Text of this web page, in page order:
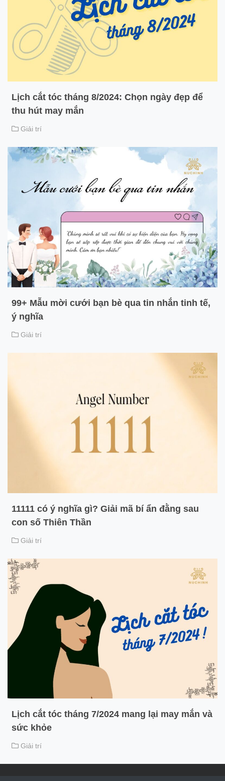
Lịch cắt tóc tháng 8/2024: Chọn ngày đẹp để
thu hút may mắn
Giải trí
99+ Mẫu mời cưới bạn bè qua tin nhắn tinh tế,
ý nghĩa
Giải trí
11111 có ý nghĩa gì? Giải mã bí ẩn đằng sau
con số Thiên Thần
Giải trí
Lịch cắt tóc tháng 7/2024 mang lại may mắn và
sức khỏe
Giải trí